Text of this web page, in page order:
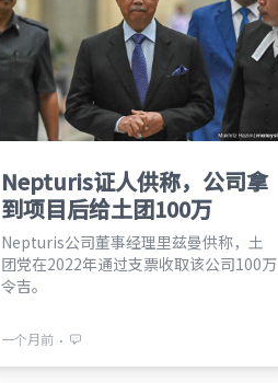
Nepturis证人供称，公司拿
到项目后给土团100万
Nepturis公司董事经理里兹曼供称，土
团党在2022年通过支票收取该公司100万
令吉。
一个月前 ⋅